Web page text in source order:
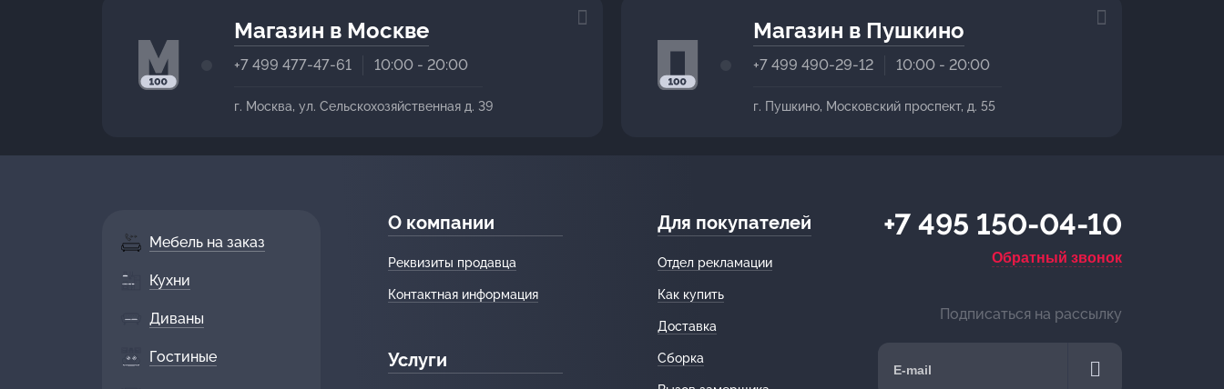
Магазин в Москве
+7 499 477-47-61 10:00 - 20:00
г. Москва, ул. Сельскохозяйственная д. 39
Магазин в Пушкино
+7 499 490-29-12 10:00 - 20:00
г. Пушкино, Московский проспект, д. 55
Мебель на заказ
Кухни
Диваны
Гостиные
О компании
Реквизиты продавца
Контактная информация
Услуги
Для покупателей
Отдел рекламации
Как купить
Доставка
Сборка
+7 495 150-04-10
Обратный звонок
Подписаться на рассылку